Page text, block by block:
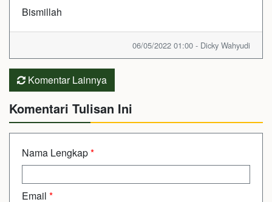
Bismillah
06/05/2022 01:00 - Dicky Wahyudi
Komentar Lainnya
Komentari Tulisan Ini
Nama Lengkap*
Email *